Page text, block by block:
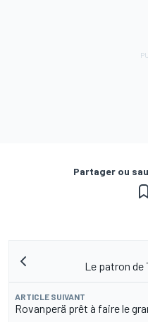
Partager ou
Le patron de
ARTICLE SUIVANT
Rovanperä prêt à faire le